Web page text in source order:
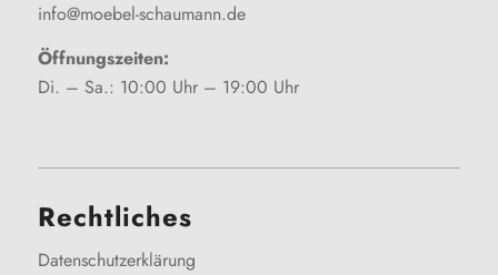
info@moebel-schaumann.de
Öffnungszeiten:
Di. – Sa.: 10:00 Uhr – 19:00 Uhr
Rechtliches
Datenschutzerklärung